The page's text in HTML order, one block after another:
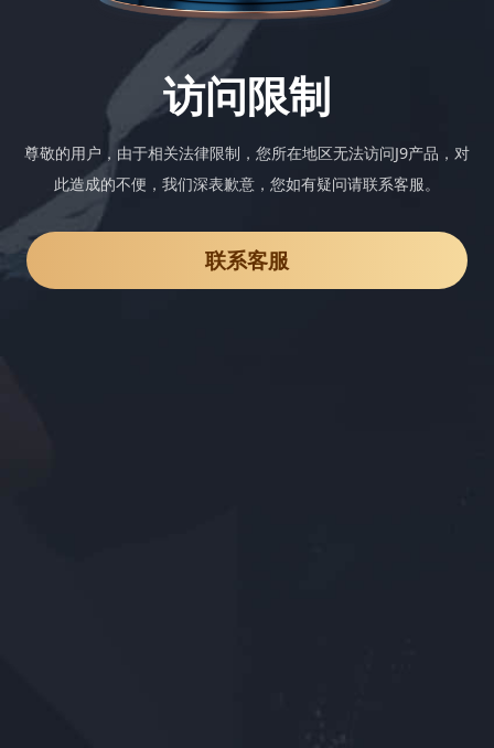
访问限制
尊敬的用户，由于相关法律限制，您所在地区无法访问J9产品，对
此造成的不便，我们深表歉意，您如有疑问请联系客服。
联系客服